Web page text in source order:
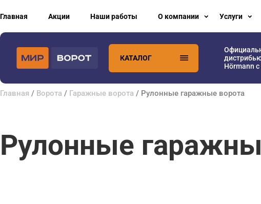
Главная Акции Наши работы О компании Услуги
КАТАЛОГ
Hörmann
Главная / Ворота / Гаражные ворота / Рулонные гаражные ворота
Рулонные